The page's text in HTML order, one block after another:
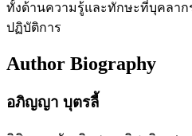
ทั้งด้านความรู้และทักษะที่บุคลาก
ปฏิบัติการ
Author Biography
อภิญญา บุตรลี้